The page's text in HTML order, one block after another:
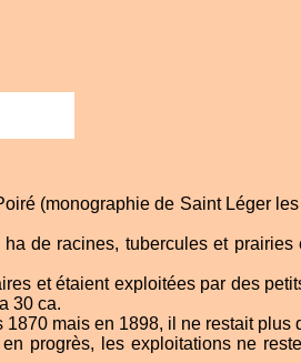
(monographie de Saint Léger
de racines, tubercules et
et étaient exploitées par des
30 ca.
mais en 1898, il ne restait
progrès, les exploitations ne